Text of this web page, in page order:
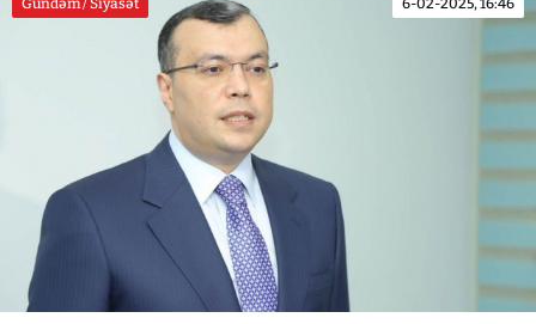
Gündəm / Siyasət 6-02-2025, 16:46